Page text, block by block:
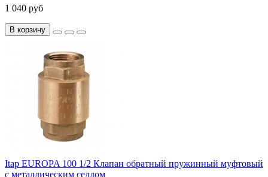
1 040 руб
В корзину
Itap EUROPA 100 1/2 Клапан обратный пружинный муфтовый
с металлическим седлом